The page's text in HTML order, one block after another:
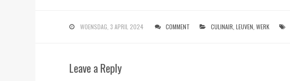
WOENSDAG, 3 APRIL 2024 COMMENT CULINAIR ,LEUVEN ,WERK
Leave a Reply